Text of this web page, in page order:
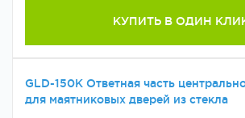
КУПИТЬ В ОДИН
GLD-150K Ответная часть
для маятниковых дверей из стекла